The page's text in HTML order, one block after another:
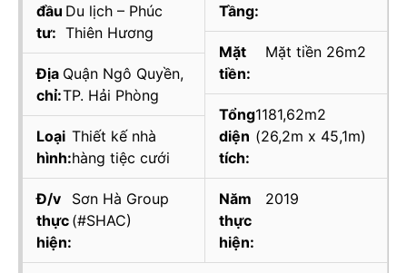
đầu
tư:
Du lịch – Phúc
Thiên Hương
Địa
chỉ:
Quận Ngô Quyền,
TP. Hải Phòng
Loại
hình:
Thiết kế nhà
hàng tiệc cưới
Đ/v
thực
hiện:
Sơn Hà Group
(#SHAC)
Tầng:
Mặt
tiền:
Mặt tiền 26m2
Tổng
diện
tích:
1181,62m2
(26,2m x 45,1m)
Năm
thực
hiện:
2019